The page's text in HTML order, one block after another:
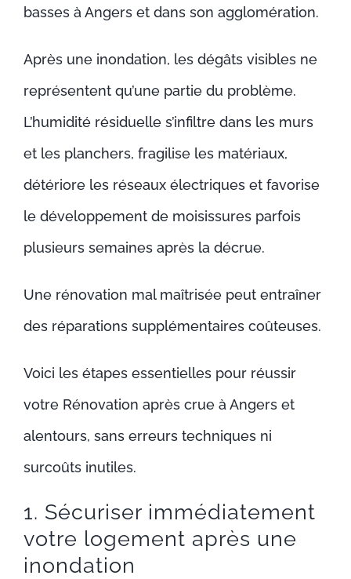
basses à Angers et dans son agglomération.
Après une inondation, les dégâts visibles ne
représentent qu’une partie du problème.
L’humidité résiduelle s’infiltre dans les murs
et les planchers, fragilise les matériaux,
détériore les réseaux électriques et favorise
le développement de moisissures parfois
plusieurs semaines après la décrue.
Une rénovation mal maîtrisée peut entraîner
des réparations supplémentaires coûteuses.
Voici les étapes essentielles pour réussir
votre Rénovation après crue à Angers et
alentours, sans erreurs techniques ni
surcoûts inutiles.
1. Sécuriser immédiatement
votre logement après une
inondation